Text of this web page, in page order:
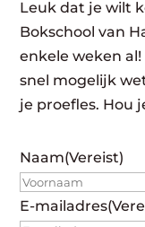
Leuk dat je wilt
Bokschool van
enkele weken
snel mogelijk
je proefles. Hou
Naam(Vereist)
E-mailadres